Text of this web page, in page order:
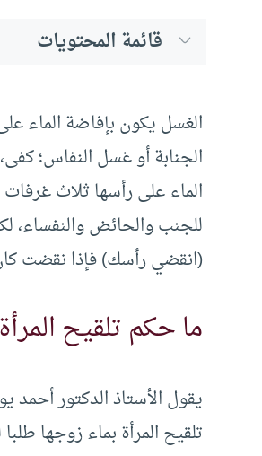
قائمة المحتويات
الغسل يكون بإفاضة الماء
الجنابة أو غسل النفاس؛
الماء على رأسها ثلاث
للجنب والحائض
(انقضي رأسك) فإذا نقضت
ما حكم تلقيح
يقول الأستاذ الدكتور أحمد
تلقيح المرأة بماء زوجها